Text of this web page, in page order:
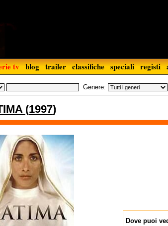
tv blog trailer classifiche speciali registi
Genere:
(1997)
Dove puoi